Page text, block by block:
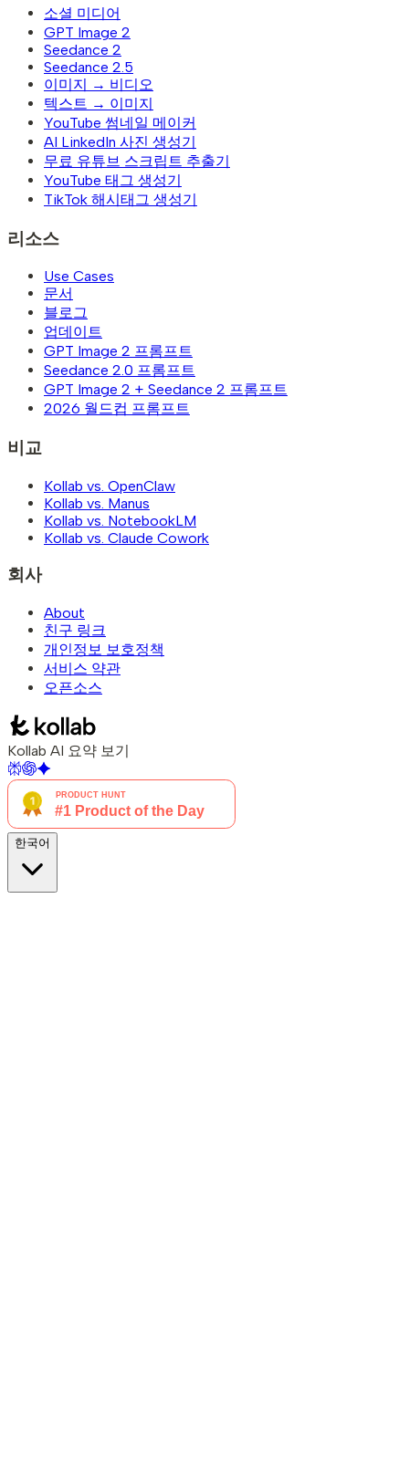
소셜 미디어
GPT Image 2
Seedance 2
Seedance 2.5
이미지 → 비디오
텍스트 → 이미지
YouTube 썸네일 메이커
AI LinkedIn 사진 생성기
무료 유튜브 스크립트 추출기
YouTube 태그 생성기
TikTok 해시태그 생성기
리소스
Use Cases
문서
블로그
업데이트
GPT Image 2 프롬프트
Seedance 2.0 프롬프트
GPT Image 2 + Seedance 2 프롬프트
2026 월드컵 프롬프트
비교
Kollab vs. OpenClaw
Kollab vs. Manus
Kollab vs. NotebookLM
Kollab vs. Claude Cowork
회사
About
친구 링크
개인정보 보호정책
서비스 약관
오픈소스
Kollab AI 요약 보기
한국어